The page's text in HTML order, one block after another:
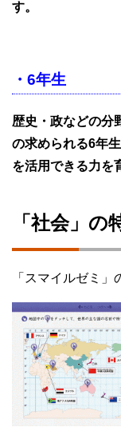
す。
・6年生
歴史・政などの分
の求められる6年
を活用できる力を
「社会」の
「スマイルゼミ」